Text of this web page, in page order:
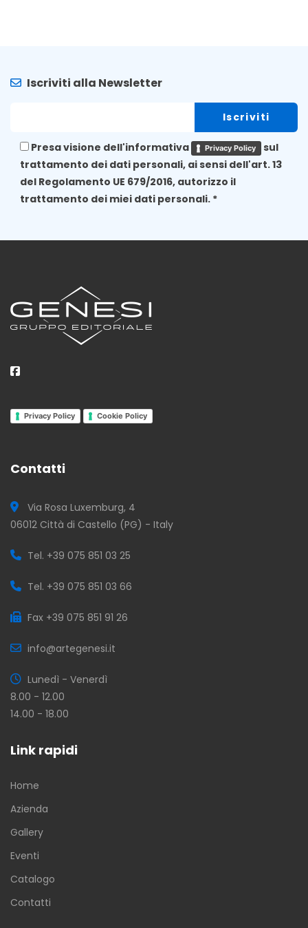
Iscriviti alla Newsletter
Presa visione dell'informativa Privacy Policy
sul
trattamento dei dati personali, ai sensi dell'art. 13
del Regolamento UE 679/2016, autorizzo il
trattamento dei miei dati personali. *
Privacy Policy Cookie Policy
Contatti
Via Rosa Luxemburg, 4
06012 Città di Castello (PG) - Italy
Tel. +39 075 851 03 25
Tel. +39 075 851 03 66
Fax +39 075 851 91 26
info@artegenesi.it
Lunedì - Venerdì
8.00 - 12.00
14.00 - 18.00
Link rapidi
Home
Azienda
Gallery
Eventi
Catalogo
Contatti